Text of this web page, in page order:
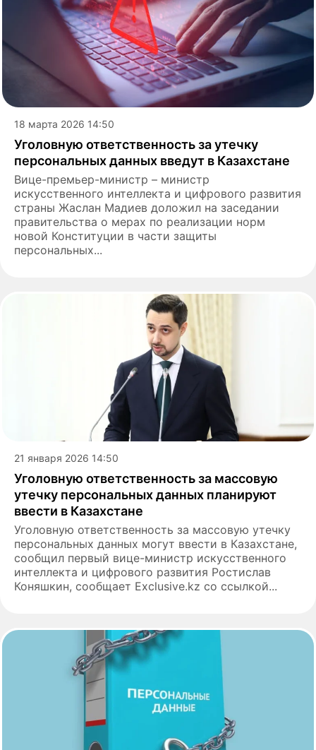
18 марта 2026 14:50
Уголовную ответственность за утечку
персональных данных введут в Казахстане
Вице-премьер-министр – министр
искусственного интеллекта и цифрового развития
страны Жаслан Мадиев доложил на заседании
правительства о мерах по реализации норм
новой Конституции в части защиты
персональных...
21 января 2026 14:50
Уголовную ответственность за массовую
утечку персональных данных планируют
ввести в Казахстане
Уголовную ответственность за массовую утечку
персональных данных могут ввести в Казахстане,
сообщил первый вице-министр искусственного
интеллекта и цифрового развития Ростислав
Коняшкин, сообщает Exclusive.kz со ссылкой...